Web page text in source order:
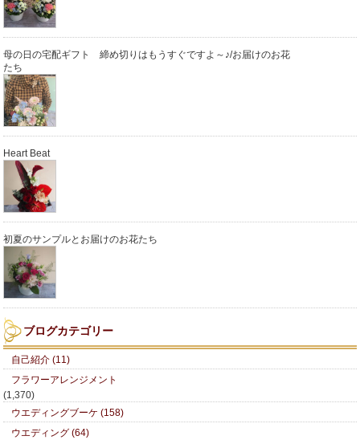
母の日の宅配ギフト 締め切りはもうすぐですよ～♪/お届けのお花
たち
Heart Beat
初夏のサンプルとお届けのお花たち
ブログカテゴリー
自己紹介 (11)
フラワーアレンジメント
(1,370)
ウエディングブーケ (158)
ウエディング (64)